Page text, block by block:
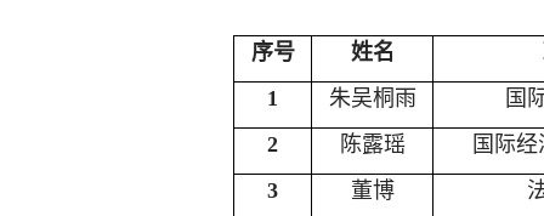
序号 姓名
1
朱吴桐雨
国
2
陈露瑶
国际
3
董博